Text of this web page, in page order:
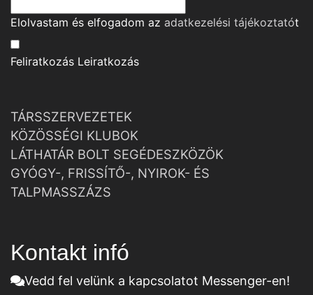
Elolvastam és elfogadom az adatkezelési tájékoztatót
Feliratkozás Leiratkozás
TÁRSSZERVEZETEK
KÖZÖSSÉGI KLUBOK
LÁTHATÁR BOLT SEGÉDESZKÖZÖK
GYÓGY-, FRISSÍTŐ-, NYIROK- ÉS
TALPMASSZÁZS
Kontakt infó
Vedd fel velünk a kapcsolatot Messenger-en!